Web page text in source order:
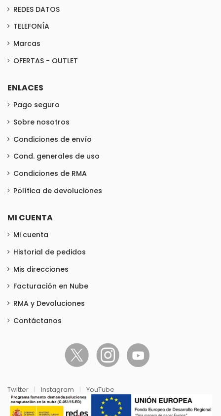
REDES DATOS
TELEFONÍA
Marcas
OFERTAS - OUTLET
ENLACES
Pago seguro
Sobre nosotros
Condiciones de envío
Cond. generales de uso
Condiciones de RMA
Política de devoluciones
MI CUENTA
Mi cuenta
Historial de pedidos
Mis direcciones
Facturación en Nube
RMA y Devoluciones
Contáctanos
Twitter | Instagram | YouTube